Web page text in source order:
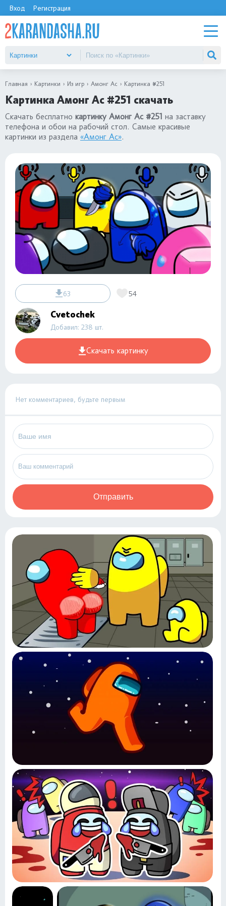
Вход Регистрация
Главная Картинки Из игр Амонг Ас Картинка #251
Картинка Амонг Ас #251 скачать
Скачать бесплатно картинку Амонг Ас #251 на заставку
телефона и обои на рабочий стол. Самые красивые
картинки из раздела «Амонг Ас».
63 54
Cvetochek
Добавил: 238 шт.
Скачать картинку
Нет комментариев, будьте первым
Отправить